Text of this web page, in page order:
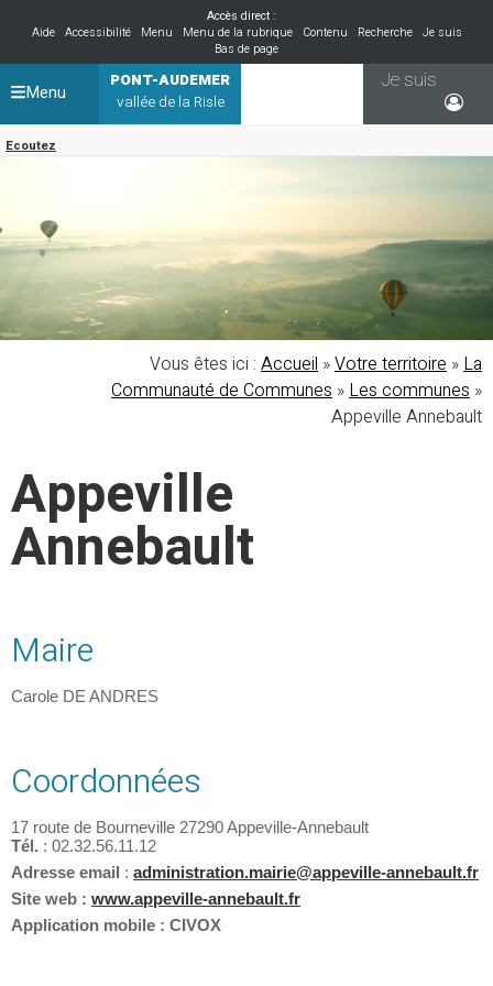
Accès direct :
Aide
Accessibilité Menu Menu de la rubrique Contenu Recherche
Je suis
Bas de page
PONT-AUDEMER
vallée de la Risle
Ecoutez
Je suis
Menu
Vous êtes ici : Accueil »Votre territoire »La
Communauté de Communes »Les communes »
Appeville Annebault
Appeville
Annebault
Maire
Carole DE ANDRES
Coordonnées
17 route de Bourneville 27290 Appeville-Annebault
Tél. : 02.32.56.11.12
Adresse email : administration.mairie@appeville-annebault.fr
Site web : www.appeville-annebault.fr
Application mobile : CIVOX